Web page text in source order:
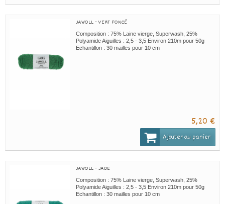
JAWOLL - VERT FONCÉ
Composition : 75% Laine vierge, Superwash, 25%
Polyamide Aiguilles : 2,5 - 3,5 Environ 210m pour 50g
Echantillon : 30 mailles pour 10 cm
5,20 €
Ajouter au panier
JAWOLL - JADE
Composition : 75% Laine vierge, Superwash, 25%
Polyamide Aiguilles : 2,5 - 3,5 Environ 210m pour 50g
Echantillon : 30 mailles pour 10 cm